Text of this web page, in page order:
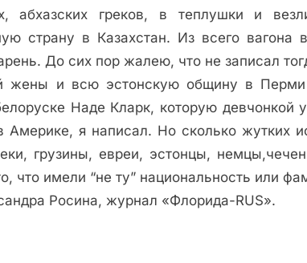
абхазских греков, в теплушки и
страну в Казахстан. Из всего
До сих пор жалею, что не записал
жены и всю эстонскую общину в Перми
Наде Кларк, которую девчонкой
Америке, я написал. Но сколько жутких
грузины, евреи, эстонцы,
что имели “не ту” национальность или
Росина, журнал «Флорида-RUS».